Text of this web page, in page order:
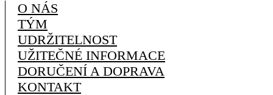
O NÁS
TÝM
UDRŽITELNOST
UŽITEČNÉ INFORMACE
DORUČENÍ A DOPRAVA
KONTAKT